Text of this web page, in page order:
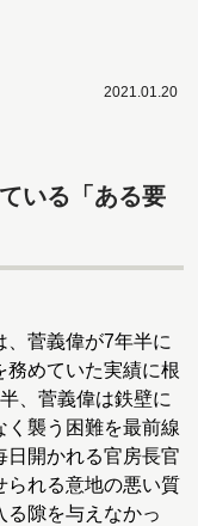
2021.01.20
いる「ある要
菅義偉が7年半に
務めていた実績に根
、菅義偉は鉄壁に
く襲う困難を最前線
日開かれる官房長官
られる意地の悪い質
る隙を与えなかっ